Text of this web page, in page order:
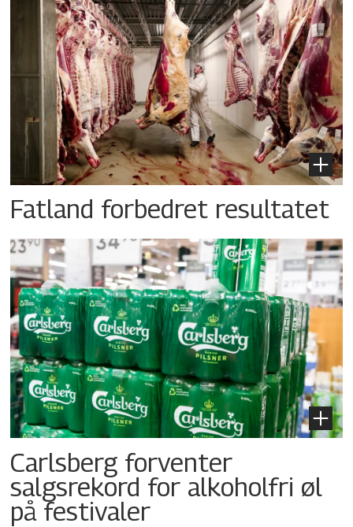
Fatland forbedret resultatet
Carlsberg forventer
salgsrekord for alkoholfri øl
på festivaler